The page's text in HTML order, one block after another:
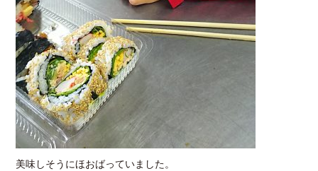
美味しそうにほおばっていました。